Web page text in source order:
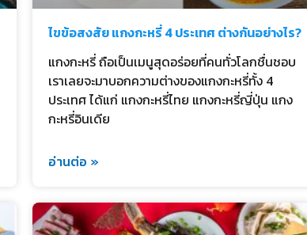
ไขข้อสงสัย แกงกะหรี่ 4 ประเทศ ต่างกันอย่างไร?
แกงกะหรี่ ถือเป็นเมนูสุดอร่อยที่คนทั่วโลกชื่นชอบ
เราเลยจะมาบอกความต่างของแกงกะหรี่ทั้ง 4
ประเทศ ได้แก่ แกงกะหรี่ไทย แกงกะหรี่ญี่ปุ่น แกง
กะหรี่อินเดีย
อ่านต่อ »